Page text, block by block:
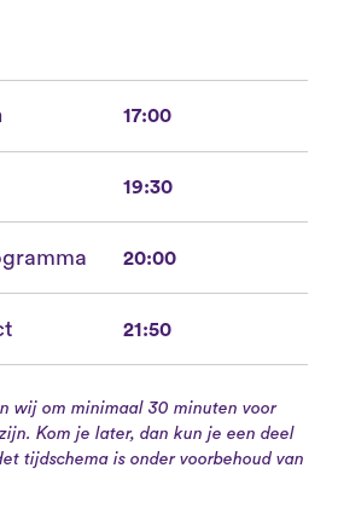
17:00
19:30
20:00
21:50
wij om minimaal 30 minuten voor
Kom je later, dan kun je een deel
tijdschema is onder voorbehoud van